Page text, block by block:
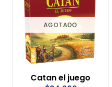
AGOTADO
Catan el juego